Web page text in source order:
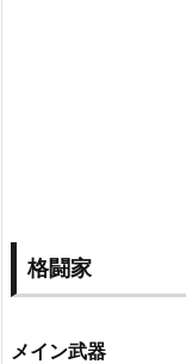
格闘家
メイン武器